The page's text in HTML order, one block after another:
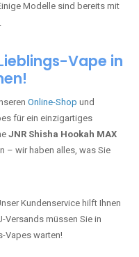
Modelle sind bereits mit
Vape in
Online-Shop und
für ein einzigartiges
JNR Shisha Hookah MAX
– wir haben alles, was Sie
Kundenservice hilft Ihnen
Versands müssen Sie in
Vapes warten!